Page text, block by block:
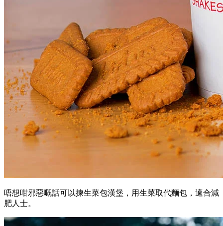
唔想咁邪惡嘅話可以揀生菜包漢堡，用生菜取代麵包，適合減
肥人士。